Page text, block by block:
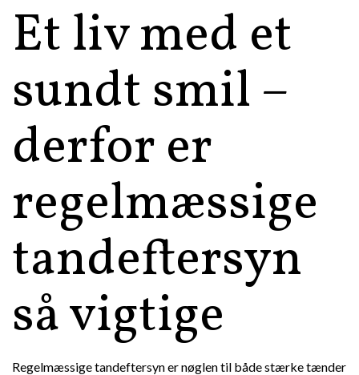
Et liv med et
sundt smil –
derfor er
regelmæssige
tandeftersyn
så vigtige
Regelmæssige tandeftersyn er nøglen til både stærke tænder